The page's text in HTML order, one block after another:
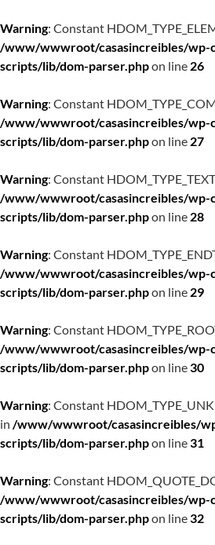
Warning: Constant
/www/wwwroot/casasincreibles/wp-
scripts/lib/dom-parser.phpon line 26
Warning: Constant
/www/wwwroot/casasincreibles/wp-
scripts/lib/dom-parser.phpon line 27
Warning: Constant
/www/wwwroot/casasincreibles/wp-
scripts/lib/dom-parser.phpon line 28
Warning: Constant
/www/wwwroot/casasincreibles/wp-
scripts/lib/dom-parser.phpon line 29
Warning: Constant
/www/wwwroot/casasincreibles/wp-
scripts/lib/dom-parser.phpon line30
Warning: Constant
in /www/wwwroot/casasincreibles/
scripts/lib/dom-parser.phpon line31
Warning: Constant
/www/wwwroot/casasincreibles/wp-
scripts/lib/dom-parser.phpon line32